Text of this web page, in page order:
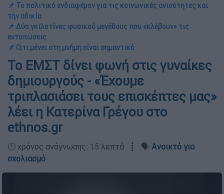
📌 Το πολιτικό ενδιαφέρον για τις κοινωνικές ανισότητες και
την αδικία
📌 Δύο γκιλοτίνες φυσικού μεγέθους που «κλέβουν» τις
εντυπώσεις
📌 Ο,τι μένει στη μνήμη είναι σημαντικό
Το ΕΜΣΤ δίνει φωνή στις γυναίκες
δημιουργούς - «Έχουμε
τριπλασιάσει τους επισκέπτες μας»
λέει η Κατερίνα Γρέγου στο
ethnos.gr
🕛 χρόνος ανάγνωσης: 15 λεπτά ┋ 🗣️ Ανοικτό για
σχολιασμό